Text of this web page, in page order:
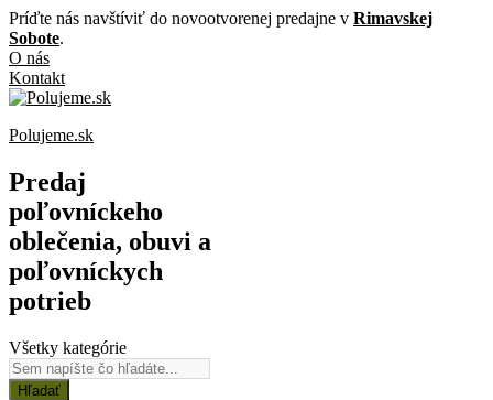
Príďte nás navštíviť do novootvorenej predajne v Rimavskej
Sobote.
O nás
Kontakt
Polujeme.sk
Predaj
poľovníckeho
oblečenia, obuvi a
poľovníckych
potrieb
Všetky kategórie
Hľadať